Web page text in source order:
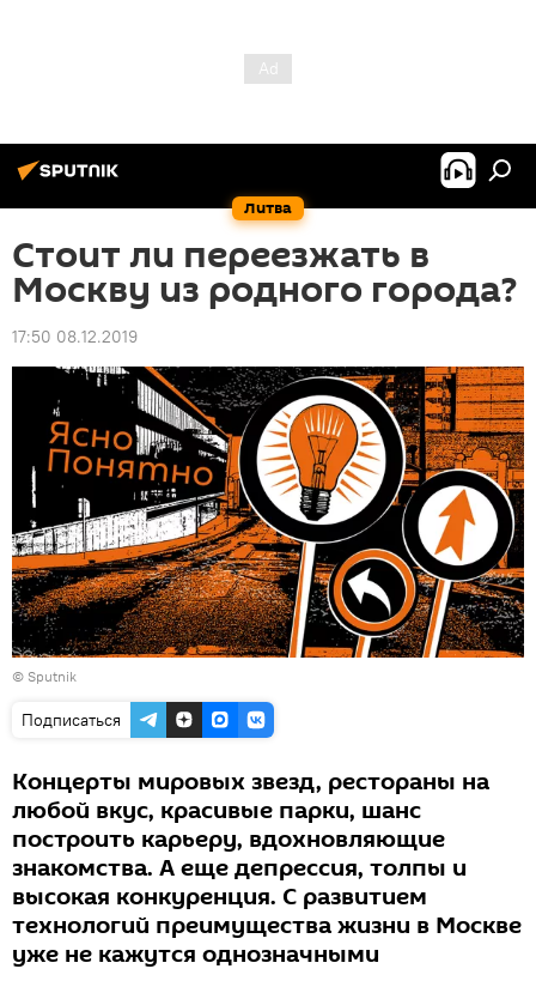
Литва
Стоит ли переезжать в
Москву из родного города?
17:50 08.12.2019
© Sputnik
Подписаться
Концерты мировых звезд, рестораны на
любой вкус, красивые парки, шанс
построить карьеру, вдохновляющие
знакомства. А еще депрессия, толпы и
высокая конкуренция. С развитием
технологий преимущества жизни в Москве
уже не кажутся однозначными